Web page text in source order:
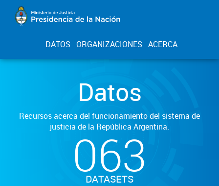
DATOS ORGANIZACIONES ACERCA
Datos
Recursos acerca del funcionamiento del sistema de
justicia de la República Argentina.
063
DATASETS